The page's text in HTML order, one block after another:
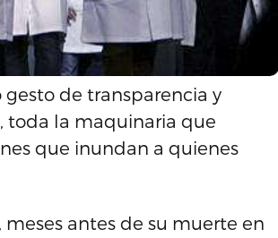
gesto de transparencia y
toda la maquinaria que
que inundan a quienes
antes de su muerte en